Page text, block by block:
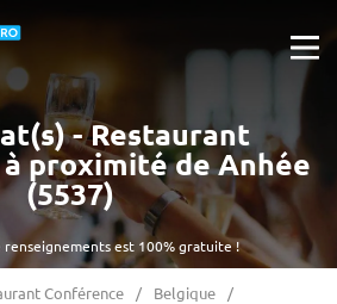
renseignements est 100% gratuite !
- Restaurant
proximité de Anhée
(5537)
Conférence
Belgique